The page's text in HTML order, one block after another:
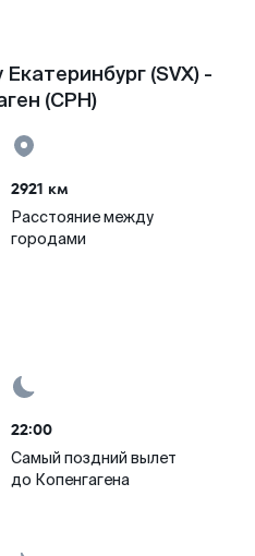
(SVX) -
(CPH)
2921 км
Расстояние между
городами
22:00
Самый поздний вылет
до Копенгагена